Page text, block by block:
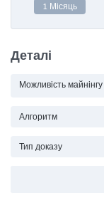
1 Місяць
Деталі
Можливість майнінгу
Алгоритм
Тип доказу